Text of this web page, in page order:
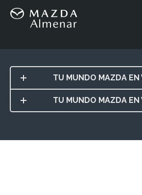
TU MUNDO MAZDA EN
TU MUNDO MAZDA EN